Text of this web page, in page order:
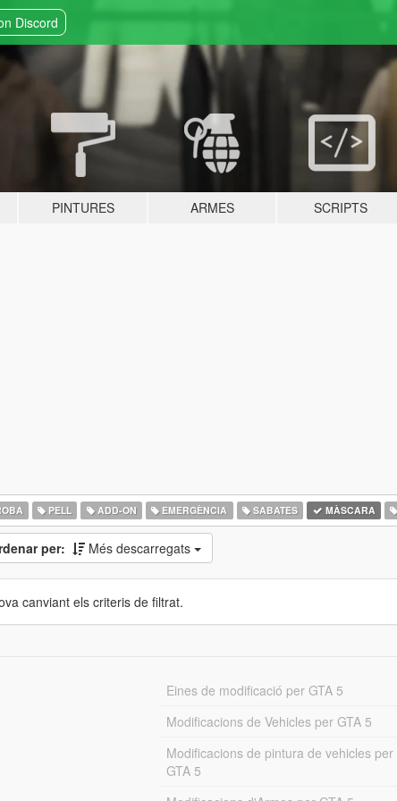
Discord
PINTURES ARMES SCRIPTS
PELL ADD-ON EMERGÈNCIA SABATES MÀSCARA
per: Més descarregats
canviant els criteris de filtrat.
Eines de modificació per GTA 5
Modificacions de Vehicles per GTA 5
Modificacions de pintura de vehicles per
GTA 5